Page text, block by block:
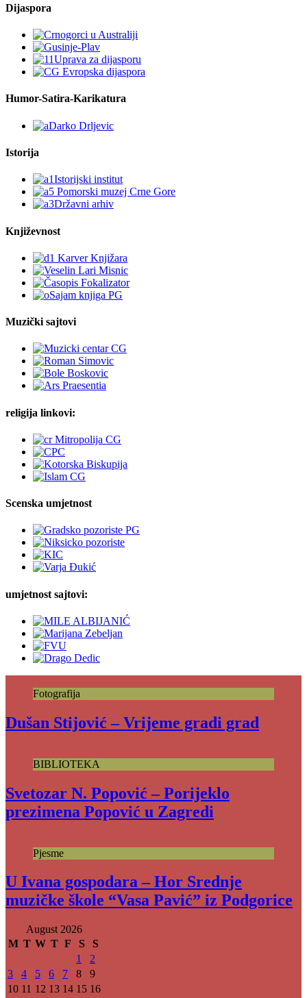
Dijaspora
Humor-Satira-Karikatura
Istorija
Književnost
Muzički sajtovi
religija linkovi:
Scenska umjetnost
umjetnost sajtovi:
Fotografija
Dušan Stijović – Vrijeme gradi grad
BIBLIOTEKA
Svetozar N. Popović – Porijeklo
prezimena Popović u Zagredi
Pjesme
U Ivana gospodara – Hor Srednje
muzičke škole “Vasa Pavić” iz Podgorice
August 2026
M T W T F S
S
1
2
3
4 5 6 7 8
9
10 11 12 13 14 15 16